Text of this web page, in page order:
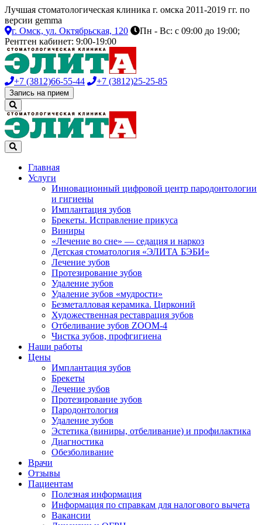
Лучшая стоматологическая клиника г. омска 2011-2019 гг. по
версии gemma
г. Омск, ул. Октябрьская, 120
Пн - Вс: с 09:00 до 19:00;
Рентген кабинет: 9:00-19:00
+7 (3812)66-55-44 +7 (3812)25-25-85
Запись на прием
Главная
Услуги
Инновационный цифровой центр пародонтологии
и гигиены
Имплантация зубов
Брекеты. Исправление прикуса
Виниры
«Лечение во сне» — седация и наркоз
Детская стоматология «ЭЛИТА БЭБИ»
Лечение зубов
Протезирование зубов
Удаление зубов
Удаление зубов «мудрости»
Безметалловая керамика. Цирконий
Художественная реставрация зубов
Отбеливание зубов ZOOM-4
Чистка зубов, профгигиена
Наши работы
Цены
Имплантация зубов
Брекеты
Лечение зубов
Протезирование зубов
Пародонтология
Удаление зубов
Эстетика (виниры, отбеливание) и профилактика
Диагностика
Обезболивание
Врачи
Отзывы
Пациентам
Полезная информация
Информация по справкам для налогового вычета
Вакансии